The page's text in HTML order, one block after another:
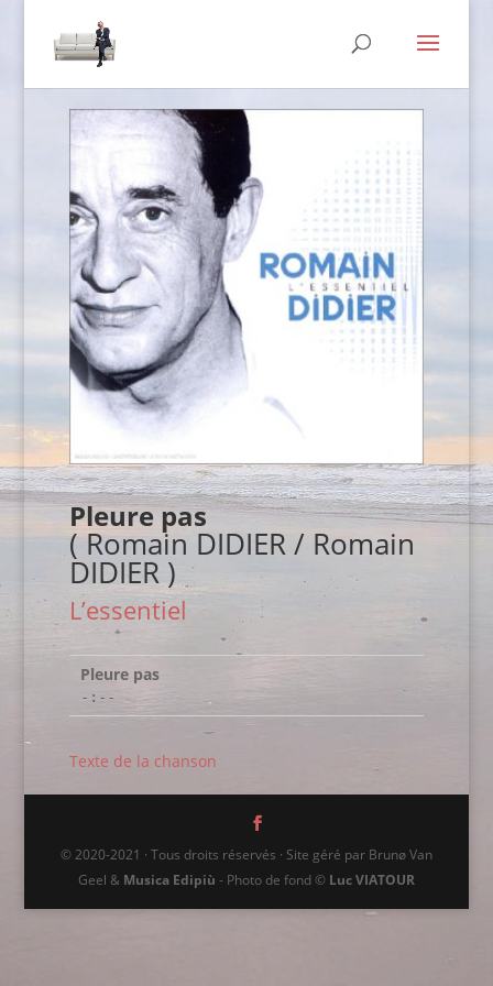
Pleure pas
( Romain DIDIER / Romain
DIDIER )
L’essentiel
Pleure pas
-:--
Texte de la chanson
© 2020-2021 · Tous droits réservés · Site géré par Brunø Van
Geel & Musica Edipiù - Photo de fond © Luc VIATOUR